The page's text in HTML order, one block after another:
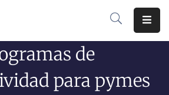
de
para pymes